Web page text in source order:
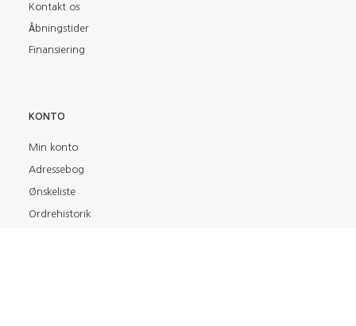
Kontakt os
Åbningstider
Finansiering
KONTO
Min konto
Adressebog
Ønskeliste
Ordrehistorik